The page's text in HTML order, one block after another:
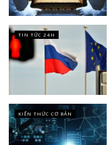
TIN TỨC 24H
KIẾN THỨC CƠ BẢN